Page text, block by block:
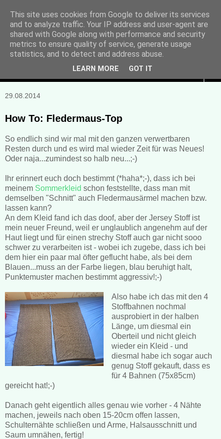
Manuela Sonntag
Bücher, Blogs & mehr
29.08.2014
How To: Fledermaus-Top
So endlich sind wir mal mit den ganzen verwertbaren
Resten durch und es wird mal wieder Zeit für was Neues!
Oder naja...zumindest so halb neu...;-)
Ihr erinnert euch doch bestimmt (*haha*;-), dass ich bei
meinem Sommerkleid schon feststellte, dass man mit
demselben "Schnitt" auch Fledermausärmel machen bzw.
lassen kann?
An dem Kleid fand ich das doof, aber der Jersey Stoff ist
mein neuer Freund, weil er unglaublich angenehm auf der
Haut liegt und für einen strechy Stoff auch gar nicht sooo
schwer zu verarbeiten ist - wobei ich zugebe, dass ich bei
dem hier ein paar mal öfter geflucht habe, als bei dem
Blauen...muss an der Farbe liegen, blau beruhigt halt,
Punktemuster machen bestimmt aggressiv!;-)
Also habe ich das mit den 4
Stoffbahnen nochmal
ausprobiert in der halben
Länge, um diesmal ein
Oberteil und nicht gleich
wieder ein Kleid - und
diesmal habe ich sogar auch
genug Stoff gekauft, dass es
für 4 Bahnen (75x85cm)
gereicht hat!;-)
Danach geht eigentlich alles genau wie vorher - 4 Nähte
machen, jeweils nach oben 15-20cm offen lassen,
Schulternähte schließen und Arme, Halsausschnitt und
Saum umnähen, fertig!
This site uses cookies from Google to deliver its services
and to analyze traffic. Your IP address and user-agent are
shared with Google along with performance and security
metrics to ensure quality of service, generate usage
statistics, and to detect and address abuse.
LEARN MORE GOT IT